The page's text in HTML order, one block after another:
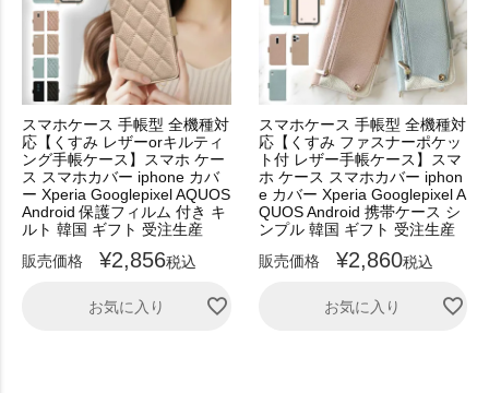
スマホケース 手帳型 全機種対
応【くすみ レザーorキルティ
ング手帳ケース】スマホ ケー
ス スマホカバー iphone カバ
ー Xperia Googlepixel AQUOS
Android 保護フィルム 付き キ
ルト 韓国 ギフト 受注生産
販売価格
¥2,856税込
お気に入り
スマホケース 手帳型 全機種対
応【くすみ ファスナーポケッ
ト付 レザー手帳ケース】スマ
ホ ケース スマホカバー iphon
e カバー Xperia Googlepixel A
QUOS Android 携帯ケース シ
ンプル 韓国 ギフト 受注生産
販売価格
¥2,860税込
お気に入り